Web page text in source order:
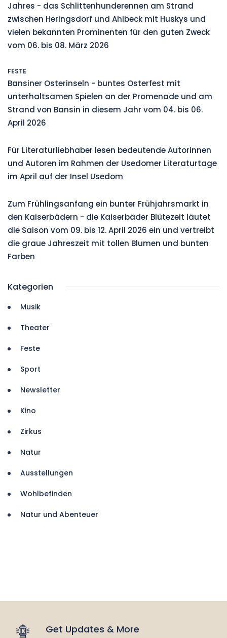
Jahres - das Schlittenhunderennen am Strand
zwischen Heringsdorf und Ahlbeck mit Huskys und
vielen bekannten Prominenten für den guten Zweck
vom 06. bis 08. März 2026
FESTE
Bansiner Osterinseln - buntes Osterfest mit
unterhaltsamen Spielen an der Promenade und am
Strand von Bansin in diesem Jahr vom 04. bis 06.
April 2026
Für Literaturliebhaber lesen bedeutende Autorinnen
und Autoren im Rahmen der Usedomer Literaturtage
im April auf der Insel Usedom
Zum Frühlingsanfang ein bunter Frühjahrsmarkt in
den Kaiserbädern - die Kaiserbäder Blütezeit läutet
die Saison vom 09. bis 12. April 2026 ein und vertreibt
die graue Jahreszeit mit tollen Blumen und bunten
Farben
Kategorien
Musik
Theater
Feste
Sport
Newsletter
Kino
Zirkus
Natur
Ausstellungen
Wohlbefinden
Natur und Abenteuer
Get Updates & More